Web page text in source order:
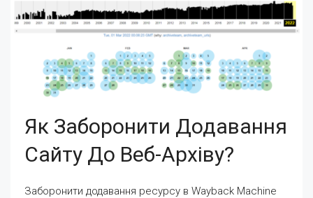
Як Заборонити Додавання
Сайту До Веб-Архіву?
Заборонити додавання ресурсу в Wayback Machine